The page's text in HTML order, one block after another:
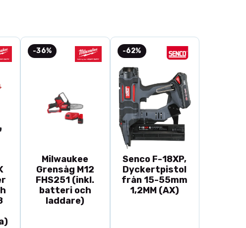
-36%
Milwaukee
Grensåg M12
FHS251 (inkl.
batteri och
laddare)
-62%
Senco F-18XP,
Dyckertpistol
från 15-55mm
1,2MM (AX)